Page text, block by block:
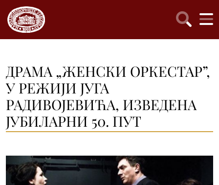
ДРАМА „ЖЕНСКИ ОРКЕСТАР”,
У РЕЖИЈИ ЈУГА
РАДИВОЈЕВИЋА, ИЗВЕДЕНА
ЈУБИЛАРНИ 50. ПУТ